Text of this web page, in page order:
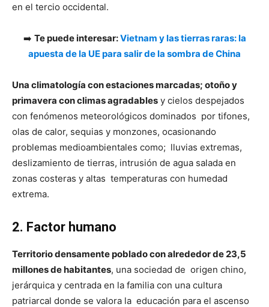
en el tercio occidental.
➡️ Te puede interesar:Vietnam y las tierras raras: la
apuesta de la UE para salir de la sombra de China
Una climatología con estaciones marcadas; otoño y
primavera con climas agradables y cielos despejados
con fenómenos meteorológicos dominados por tifones,
olas de calor, sequias y monzones, ocasionando
problemas medioambientales como; lluvias extremas,
deslizamiento de tierras, intrusión de agua salada en
zonas costeras y altas temperaturas con humedad
extrema.
2. Factor humano
Territorio densamente poblado con alrededor de 23,5
millones de habitantes, una sociedad de origen chino,
jerárquica y centrada en la familia con una cultura
patriarcal donde se valora la educación para el ascenso